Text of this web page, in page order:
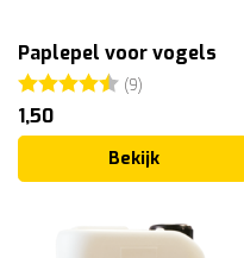
Paplepel voor vogels
Beoordeling:(9)
1,50
Bekijk